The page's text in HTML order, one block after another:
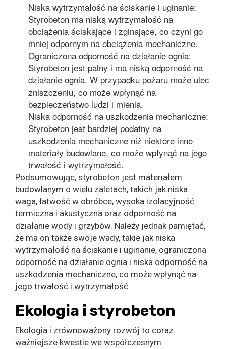
Niska wytrzymałość na ściskanie i uginanie:
Styrobeton ma niską wytrzymałość na
obciążenia ściskające i zginające, co czyni go
mniej odpornym na obciążenia mechaniczne.
Ograniczona odporność na działanie ognia:
Styrobeton jest palny i ma niską odporność na
działanie ognia. W przypadku pożaru może ulec
zniszczeniu, co może wpłynąć na
bezpieczeństwo ludzi i mienia.
Niska odporność na uszkodzenia mechaniczne:
Styrobeton jest bardziej podatny na
uszkodzenia mechaniczne niż niektóre inne
materiały budowlane, co może wpłynąć na jego
trwałość i wytrzymałość.
Podsumowując, styrobeton jest materiałem
budowlanym o wielu zaletach, takich jak niska
waga, łatwość w obróbce, wysoka izolacyjność
termiczna i akustyczna oraz odporność na
działanie wody i grzybów. Należy jednak pamiętać,
że ma on także swoje wady, takie jak niska
wytrzymałość na ściskanie i uginanie, ograniczona
odporność na działanie ognia i niska odporność na
uszkodzenia mechaniczne, co może wpłynąć na
jego trwałość i wytrzymałość.
Ekologia i styrobeton
Ekologia i zrównoważony rozwój to coraz
ważniejsze kwestie we współczesnym